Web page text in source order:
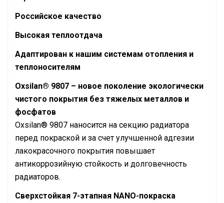
Российское качество
Высокая теплоотдача
Адаптирован к нашим системам отопления и
теплоносителям
Oxsilan® 9807 – новое поколение экологически
чистого покрытия без тяжелых металлов и
фосфатов
Oxsilan® 9807 наносится на секцию радиатора
перед покраской и за счет улучшенной адгезии
лакокрасочного покрытия повышает
антикоррозийную стойкость и долговечность
радиаторов.
Сверхстойкая 7-этапная NANO-покраска